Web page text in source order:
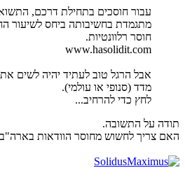
עבור חוסכים בתחילת דרכם,
מתגמדת בחשיבותה ביחס לשיעור
חוסר רלוונטיות.
www.hasolidit.com
אבל הרגל טוב לעתיד יהיה לשים
מדד (סנופי או עולמי).
לחץ כדי להרחיב...
תודה על התשובה.
האם צריך לחשוש מחוסר הוודאות